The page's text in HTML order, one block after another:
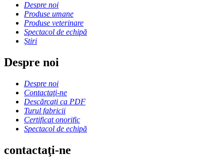
Despre noi
Produse umane
Produse veterinare
Spectacol de echipă
Ştiri
Despre noi
Despre noi
Contactaţi-ne
Descărcați ca PDF
Turul fabricii
Certificat onorific
Spectacol de echipă
contactaţi-ne